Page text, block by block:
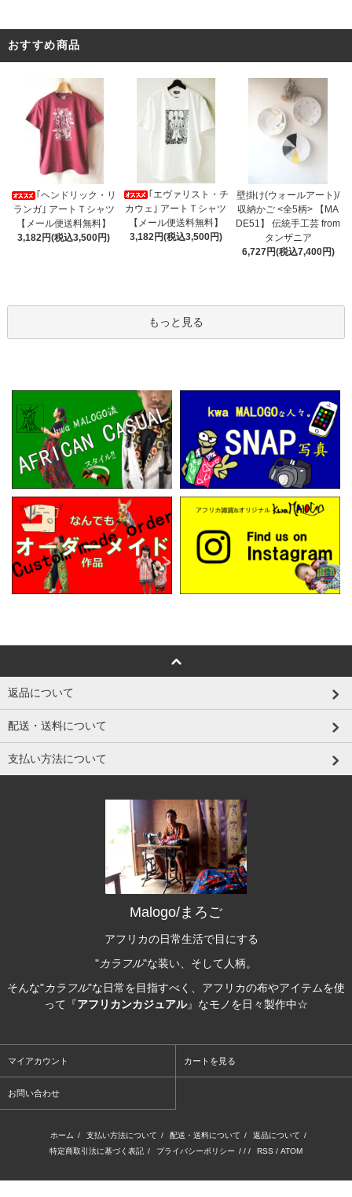
おすすめ商品
｢ヘンドリック・リ
ランガ｣ アートＴシャツ
【メール便送料無料】
3,182円(税込3,500円)
｢エヴァリスト・チ
カウェ｣ アートＴシャツ
【メール便送料無料】
3,182円(税込3,500円)
壁掛け(ウォールアート)/
収納かご <全5柄> 【MA
DE51】 伝統手工芸 from
タンザニア
6,727円(税込7,400円)
もっと見る
返品について
配送・送料について
支払い方法について
Malogo/まろご
アフリカの日常生活で目にする
"カラフル"な装い、そして人柄。
そんな"カラフル"な日常を目指すべく、アフリカの布やアイテムを使
って『アフリカンカジュアル』なモノを日々製作中☆
マイアカウント カートを見る
お問い合わせ
ホーム / 支払い方法について / 配送・送料について / 返品について /
特定商取引法に基づく表記 / プライバシーポリシー / / / RSS / ATOM